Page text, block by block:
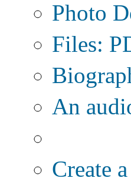
Photo
Files:
An
Create